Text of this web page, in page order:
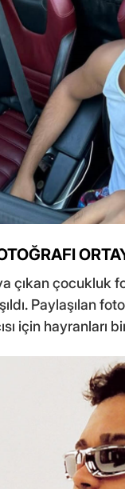
çıkan çocukluk
Paylaşılan
için hayranları